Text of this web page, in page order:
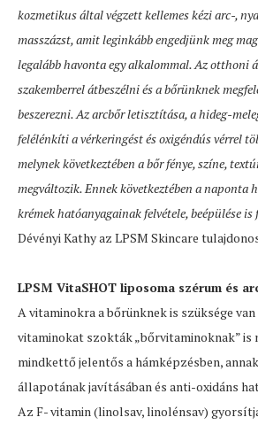
kozmetikus által végzett kellemes kézi arc-,
masszázst, amit leginkább engedjünk meg
legalább havonta egy alkalommal. Az otthoni
szakemberrel átbeszélni és a bőrünknek
beszerezni. Az arcbőr letisztítása, a hideg-
felélénkíti a vérkeringést és oxigéndús vérrel
melynek következtében a bőr fénye, színe,
megváltozik. Ennek következtében a naponta
krémek hatóanyagainak felvétele, beépülése is
Dévényi Kathy az LPSM Skincare
LPSM VitaSHOT liposoma szérum és
A vitaminokra a bőrünknek is szüksége van
vitaminokat szokták „bőrvitaminoknak” is
mindkettő jelentős a hámképzésben,
állapotának javításában és anti-oxidáns
Az F- vitamin (linolsav, linolénsav)